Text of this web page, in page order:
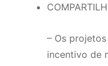
– Os
incentivo de